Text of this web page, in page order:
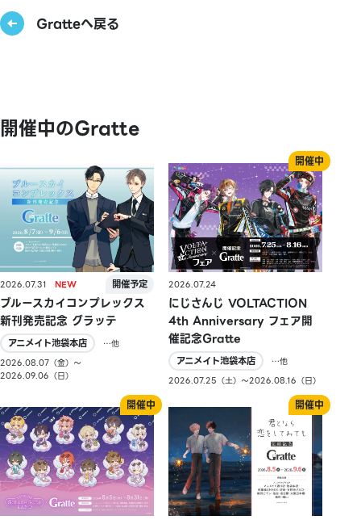
Gratteへ戻る
開催中のGratte
2026.07.31
ブルースカイコンプレックス
新刊発売記念 グラッテ
アニメイト池袋本店
…他
2026.08.07（金）〜
2026.09.06（日）
2026.07.24
にじさんじ VOLTACTION
4th Anniversary フェア開
催記念Gratte
アニメイト池袋本店
…他
2026.07.25（土）〜2026.08.16（日）